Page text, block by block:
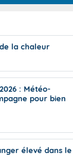
de J+2 à
intenses à
du risque
la chaleur
: Météo-
pour bien
élevé dans le